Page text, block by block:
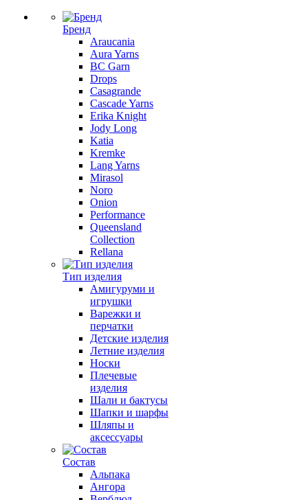
Бренд
Araucania
Aura Yarns
BC Garn
Drops
Casagrande
Cascade Yarns
Erika Knight
Jody Long
Katia
Kremke
Lang Yarns
Mirasol
Noro
Onion
Performance
Queensland
Collection
Rellana
Тип изделия
Амигуруми и
игрушки
Варежки и
перчатки
Детские изделия
Летние изделия
Носки
Плечевые
изделия
Шали и бактусы
Шапки и шарфы
Шляпы и
аксессуары
Состав
Альпака
Ангора